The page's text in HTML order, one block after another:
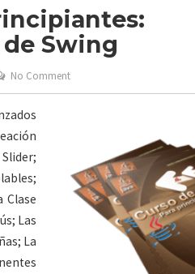
Swing
No Comment
Clase
Las
La